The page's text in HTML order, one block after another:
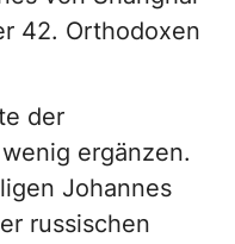
42. Orthodoxen
der
ergänzen.
Johannes
russischen